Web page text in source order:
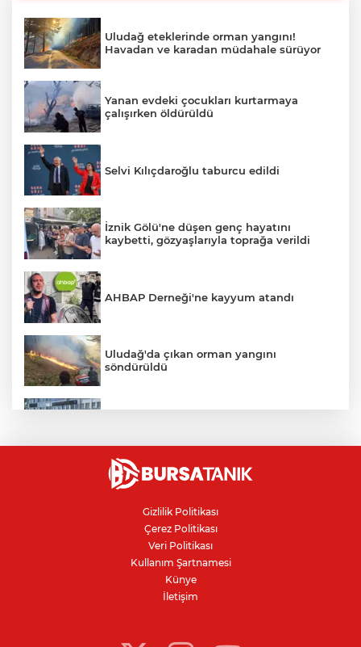
Uludağ eteklerinde orman yangını!
Havadan ve karadan müdahale sürüyor
Yanan evdeki çocukları kurtarmaya
çalışırken öldürüldü
Selvi Kılıçdaroğlu taburcu edildi
İznik Gölü'ne düşen genç hayatını
kaybetti, gözyaşlarıyla toprağa verildi
AHBAP Derneği'ne kayyum atandı
Uludağ'da çıkan orman yangını
söndürüldü
Avcılar Belediye Başkanı hakkında
tahliye kararı
Bursa'da yolcu otobüsünün çarptığı
kadın ağır yaralandı
Bursaspor'da 2026-2027 sezonu forma
Gizlilik Politikası
Çerez Politikası
Veri Politikası
Kullanım Şartnamesi
Künye
İletişim